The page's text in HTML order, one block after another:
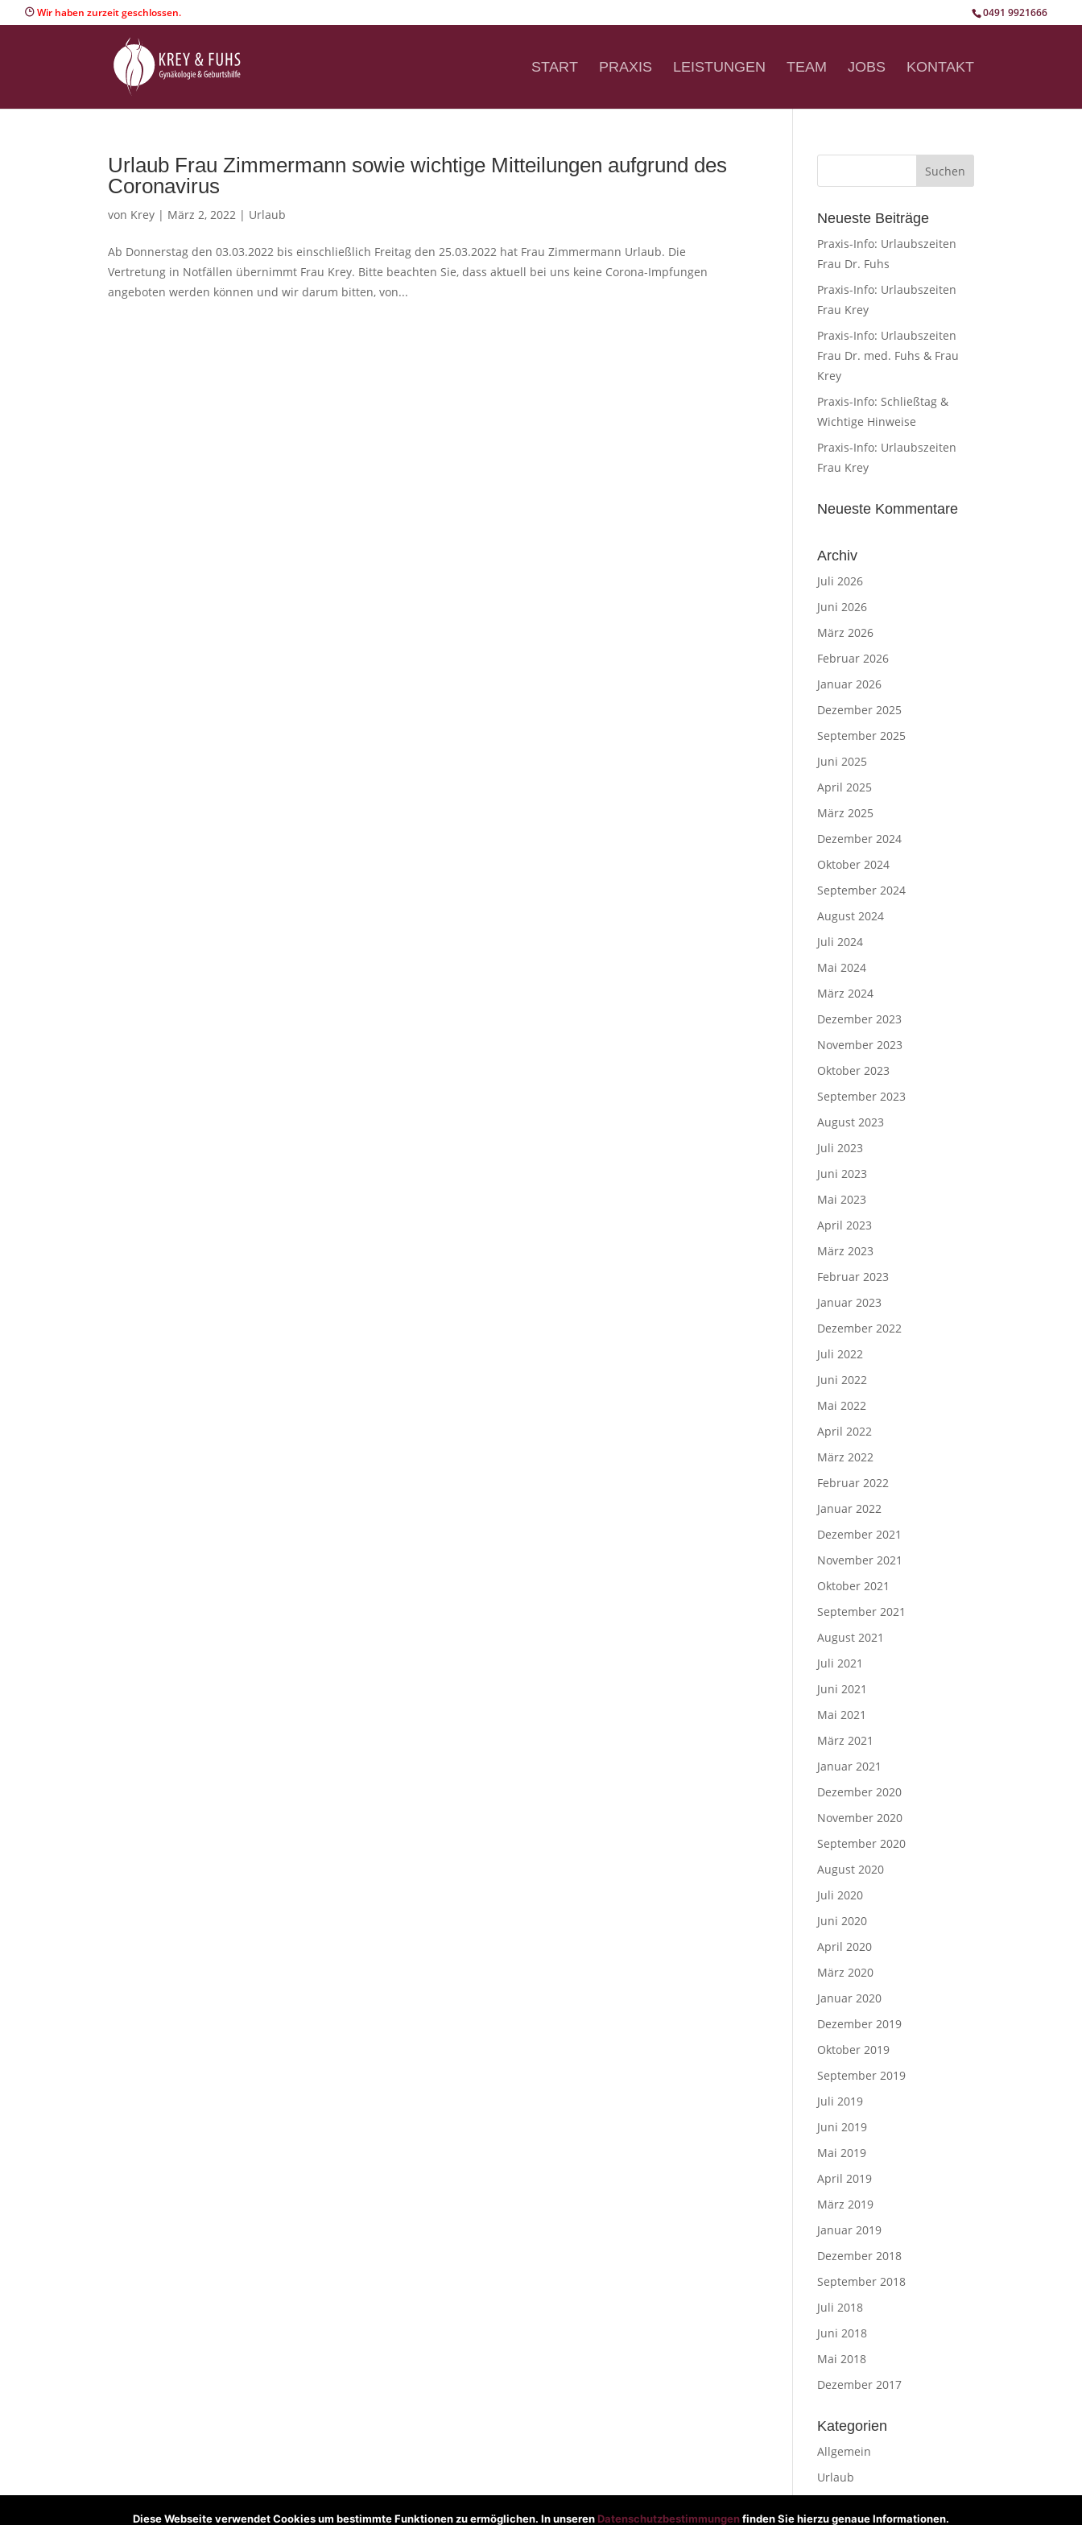
0491 9921666
Wir haben zurzeit geschlossen.
START PRAXIS LEISTUNGEN TEAM JOBS KONTAKT
Urlaub Frau Zimmermann sowie wichtige Mitteilungen aufgrund des
Coronavirus
von Krey | März 2, 2022 | Urlaub
Ab Donnerstag den 03.03.2022 bis einschließlich Freitag den 25.03.2022 hat Frau Zimmermann Urlaub. Die
Vertretung in Notfällen übernimmt Frau Krey. Bitte beachten Sie, dass aktuell bei uns keine Corona-Impfungen
angeboten werden können und wir darum bitten, von...
Neueste Beiträge
Praxis-Info: Urlaubszeiten
Frau Dr. Fuhs
Praxis-Info: Urlaubszeiten
Frau Krey
Praxis-Info: Urlaubszeiten
Frau Dr. med. Fuhs & Frau
Krey
Praxis-Info: Schließtag &
Wichtige Hinweise
Praxis-Info: Urlaubszeiten
Frau Krey
Neueste Kommentare
Archiv
Juli 2026
Juni 2026
März 2026
Februar 2026
Januar 2026
Dezember 2025
September 2025
Juni 2025
April 2025
März 2025
Dezember 2024
Oktober 2024
September 2024
August 2024
Juli 2024
Mai 2024
März 2024
Dezember 2023
November 2023
Oktober 2023
September 2023
August 2023
Juli 2023
Juni 2023
Mai 2023
April 2023
März 2023
Februar 2023
Januar 2023
Dezember 2022
Juli 2022
Juni 2022
Mai 2022
April 2022
März 2022
Februar 2022
Januar 2022
Dezember 2021
November 2021
Oktober 2021
September 2021
August 2021
Juli 2021
Juni 2021
Mai 2021
März 2021
Januar 2021
Dezember 2020
November 2020
September 2020
August 2020
Juli 2020
Juni 2020
April 2020
März 2020
Januar 2020
Dezember 2019
Oktober 2019
September 2019
Juli 2019
Juni 2019
Mai 2019
April 2019
März 2019
Januar 2019
Dezember 2018
September 2018
Juli 2018
Juni 2018
Mai 2018
Dezember 2017
Kategorien
Allgemein
Urlaub
Diese Webseite verwendet Cookies um bestimmte Funktionen zu ermöglichen. In unseren Datenschutzbestimmungenfinden Sie hierzu genaue Informationen.